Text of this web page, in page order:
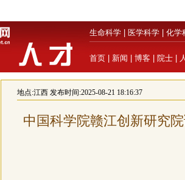
生命科学 医学科学 化学
首页 新闻 博客 院士
地点:江西发布时间:2025-08-21 18:16:37
中国科学院赣江创新研究